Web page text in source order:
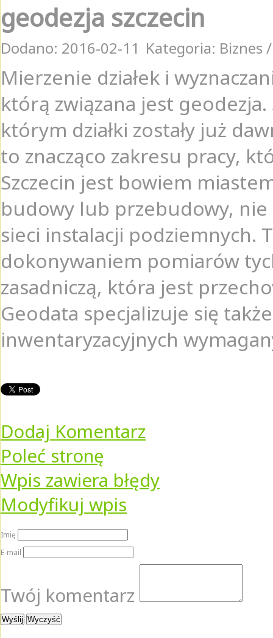
geodezja szczecin
Dodano: 2016-02-11 Kategoria: Biznes
Mierzenie działek i
którą związana jest
którym działki zostały już
to znacząco zakresu pracy,
Szczecin jest bowiem
budowy lub przebudowy,
sieci instalacji podziemnych.
dokonywaniem pomiarów
zasadniczą, która jest
Geodata specjalizuje się
inwentaryzacyjnych
Dodaj Komentarz
Poleć stronę
Wpis zawiera błędy
Modyfikuj wpis
Imię
E-mail
Twój komentarz